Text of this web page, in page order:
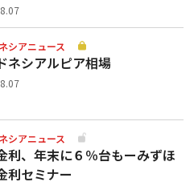
シアニュース
ネシアルピア相場
シアニュース
利、年末に６％台もーみずほ
利セミナー